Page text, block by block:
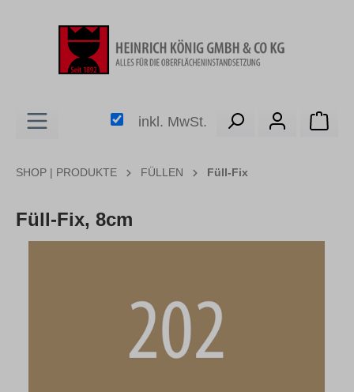
inkl. MwSt.
SHOP | PRODUKTE FÜLLEN Füll-Fix
Füll-Fix, 8cm